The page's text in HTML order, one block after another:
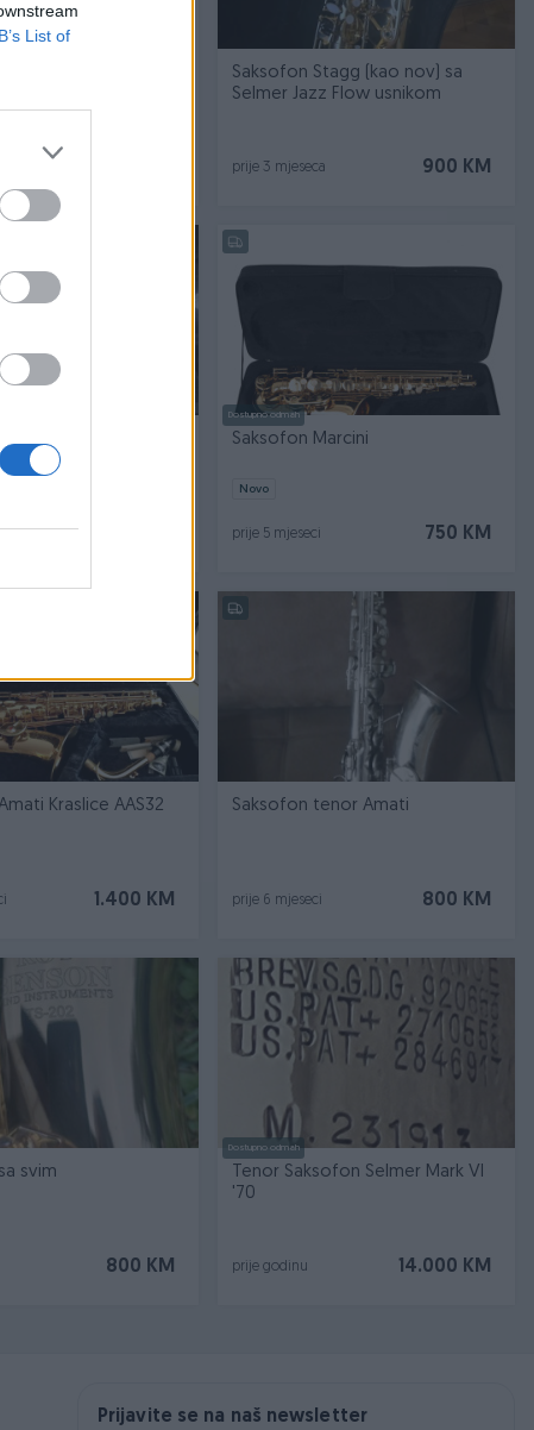
List of
Saksofon Stagg (kao nov) sa
Selmer Jazz Flow usnikom
900 KM
prije 3 mjeseca
NOVO
Dostupno odmah
Saksofon Marcini
Novo
750 KM
prije 5 mjeseci
Kraslice AAS32
1.400 KM
Saksofon tenor Amati
800 KM
prije 6 mjeseci
Saksofon sa svim
800 KM
Dostupno odmah
Tenor Saksofon Selmer Mark VI
'70
14.000 KM
prije godinu
Prijavite se na naš newsletter